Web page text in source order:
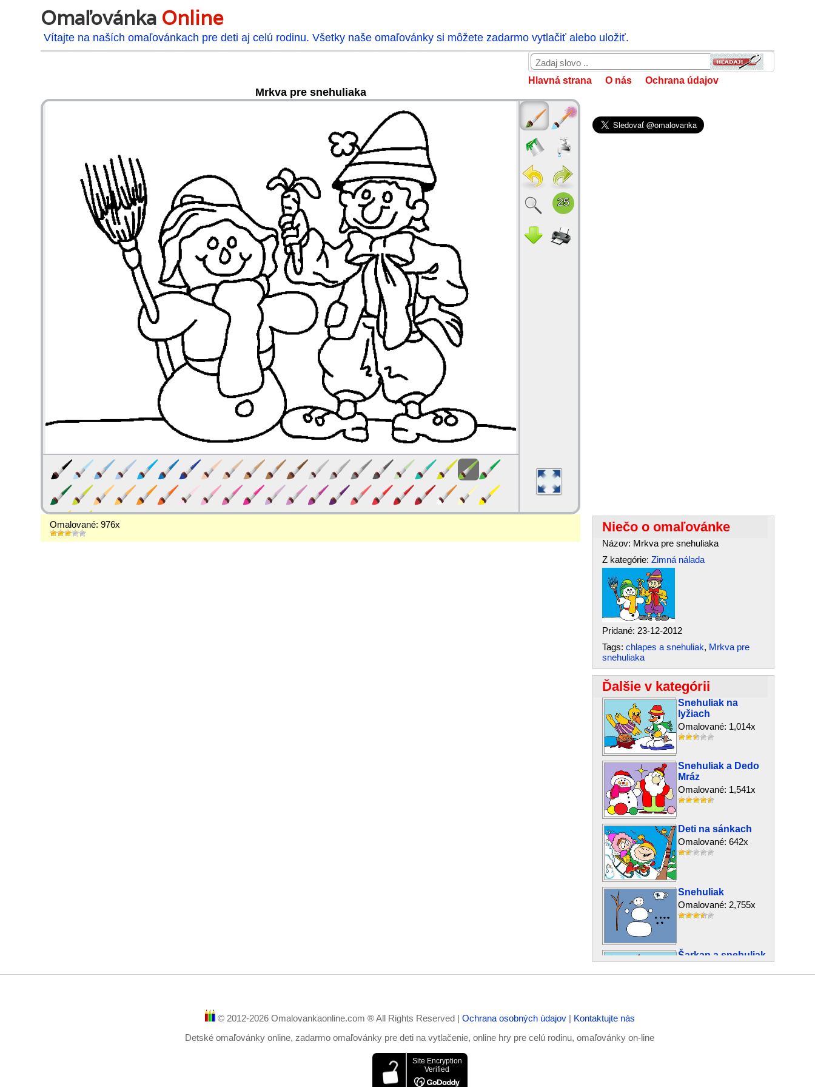
Omaľovánka Online
Vítajte na naších omaľovánkach pre deti aj celú rodinu. Všetky naše omaľovánky si môžete zadarmo vytlačiť alebo uložiť.
Hlavná strana O nás Ochrana údajov
Mrkva pre snehuliaka
Omalované: 976x Niečo o omaľovánke
Názov: Mrkva pre snehuliaka
Z kategórie: Zimná nálada
Pridané: 23-12-2012
Tags: chlapes a snehuliak, Mrkva pre
snehuliaka
Ďalšie v kategórii
Snehuliak na
lyžiach
Omalované: 1,014x
Snehuliak a Dedo
Mráz
Omalované: 1,541x
Deti na sánkach
Omalované: 642x
Snehuliak
Omalované: 2,755x
Šarkan a snehuliak
© 2012-2026 Omalovankaonline.com ® All Rights Reserved | Ochrana osobných údajov | Kontaktujte nás
Detské omaľovánky online, zadarmo omaľovánky pre deti na vytlačenie, online hry pre celú rodinu, omaľovánky on-line